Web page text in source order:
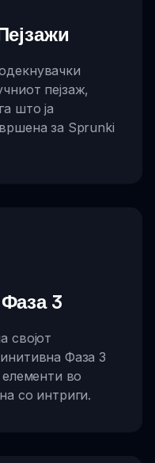
пејзаж,
што ја
за Sprunki
3
својот
Фаза 3
елементи во
со интриги.